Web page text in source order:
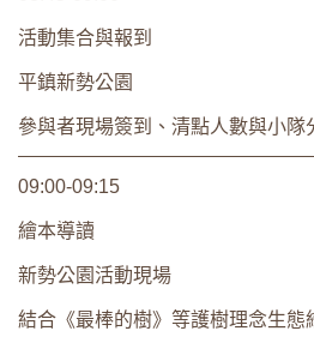
活動集合與報到
平鎮新勢公園
參與者現場簽到、清點人數與小隊
09:00-09:15
繪本導讀
新勢公園活動現場
結合《最棒的樹》等護樹理念生態